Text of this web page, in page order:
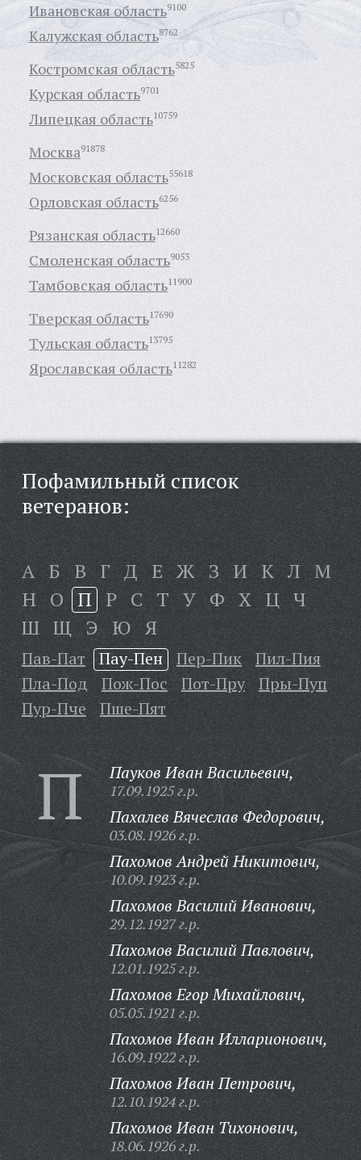
Ивановская область9100
Калужская область8762
Костромская область5825
Курская область9701
Липецкая область10759
Москва91878
Московская область55618
Орловская область6256
Рязанская область12660
Смоленская область9053
Тамбовская область11900
Тверская область17690
Тульская область13795
Ярославская область11282
Пофамильный список
ветеранов:
А Б В Г Д Е Ж З И К Л М
Н О П Р С Т У Ф Х Ц Ч
Ш Щ Э Ю Я
Пав-Пат Пау-Пен Пер-Пик
Пил-Пия
Пла-Под
Пож-Пос Пот-Пру
Пры-Пуп
Пур-Пче
Пше-Пят
П Пауков Иван Васильевич,
17.09.1925 г.р.
Пахалев Вячеслав Федорович,
03.08.1926 г.р.
Пахомов Андрей Никитович,
10.09.1923 г.р.
Пахомов Василий Иванович,
29.12.1927 г.р.
Пахомов Василий Павлович,
12.01.1925 г.р.
Пахомов Егор Михайлович,
05.05.1921 г.р.
Пахомов Иван Илларионович,
16.09.1922 г.р.
Пахомов Иван Петрович,
12.10.1924 г.р.
Пахомов Иван Тихонович,
18.06.1926 г.р.